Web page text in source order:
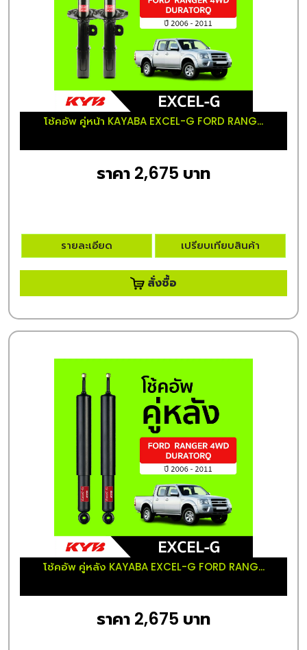
โช้คอัพ คู่หน้า KAYABA EXCEL-G FORD RANG...
ราคา 2,675 บาท
รายละเอียด เปรียบเทียบสินค้า
สั่งซื้อ
โช้คอัพ คู่หลัง KAYABA EXCEL-G FORD RANG...
ราคา 2,675 บาท